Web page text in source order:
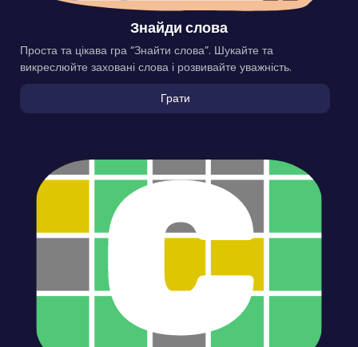
Знайди слова
Проста та цікава гра “Знайти слова”. Шукайте та
викреслюйте заховані слова і розвивайте уважність.
Грати